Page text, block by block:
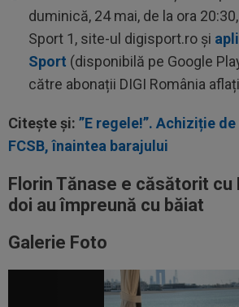
duminică, 24 mai, de la ora
Sport 1, site-ul digisport.ro și
Sport (disponibilă pe Google
către abonații DIGI România
Citește și: ”E regele!”. Achiziție
FCSB, înaintea barajului
Florin Tănase e căsătorit cu
doi au împreună cu băiat
Galerie Foto